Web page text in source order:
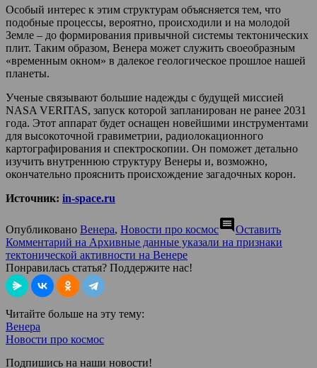
Особый интерес к этим структурам объясняется тем, что
подобные процессы, вероятно, происходили и на молодой
Земле – до формирования привычной системы тектонических
плит. Таким образом, Венера может служить своеобразным
«временным окном» в далекое геологическое прошлое нашей
планеты.
Ученые связывают большие надежды с будущей миссией
NASA VERITAS, запуск которой запланирован не ранее 2031
года. Этот аппарат будет оснащен новейшими инструментами
для высокоточной гравиметрии, радиолокационного
картографирования и спектроскопии. Он поможет детально
изучить внутреннюю структуру Венеры и, возможно,
окончательно прояснить происхождение загадочных корон.
Источник: in-space.ru
Опубликовано Венера, Новости про космосcomment Оставить
Комментарий на Архивные данные указали на признаки
тектонической активности на Венере
Понравилась статья? Поддержите нас!
Читайте больше на эту тему:
Венера
Новости про космос
Подпишись на наши новости!